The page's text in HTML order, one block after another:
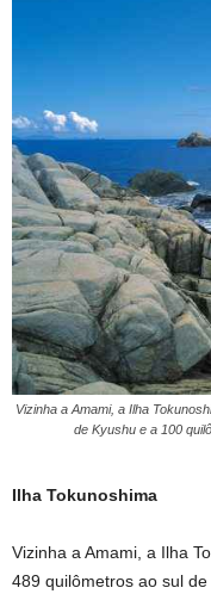
Vizinha a Amami, a Ilha
de Kyushu e a 100
Ilha Tokunoshima
Vizinha a Amami, a Ilha
489 quilômetros ao sul